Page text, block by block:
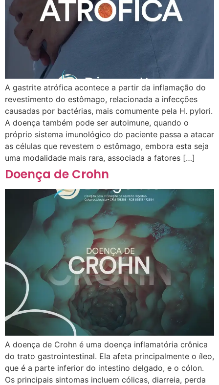
A gastrite atrófica acontece a partir da inflamação do
revestimento do estômago, relacionada a infecções
causadas por bactérias, mais comumente pela H. pylori.
A doença também pode ser autoimune, quando o
próprio sistema imunológico do paciente passa a atacar
as células que revestem o estômago, embora esta seja
uma modalidade mais rara, associada a fatores […]
Doença de Crohn
A doença de Crohn é uma doença inflamatória crônica
do trato gastrointestinal. Ela afeta principalmente o íleo,
que é a parte inferior do intestino delgado, e o cólon.
Os principais sintomas incluem cólicas, diarreia, perda